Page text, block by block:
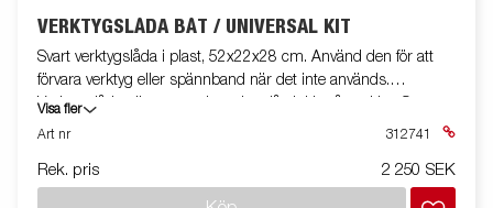
VERKTYGSLÅDA BÅT / UNIVERSAL KIT
Svart verktygslåda i plast, 52x22x28 cm. Använd den för att
förvara verktyg eller spännband när det inte används.
Verktygslådan är utrustad med ett lås inkl. två nycklar. Satsen
innehåller fäste och monteringssats. Båt/Snö/universal modell
Visa fler
Art nr
312741
Rek. pris 2 250 SEK